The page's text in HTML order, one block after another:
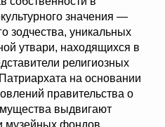
значения —
зодчества, уникальных
утвари, находящихся в
религиозных
на основании
правительства о
выдвигают